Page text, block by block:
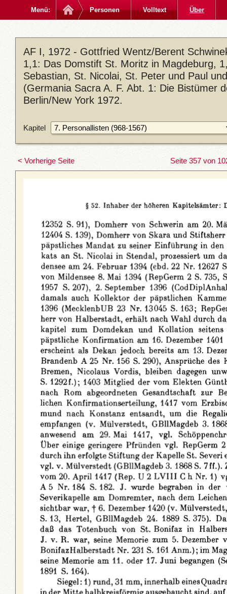
Menü: Personen Volltext Über
AF I, 1972 - Gottfried Wentz/Berent
1,1: Das Domstift St. Moritz in Magdeburg,
Sebastian, St. Nicolai, St. Peter und Paul
(Germania Sacra A. F. Abt. 1: Die Bistümer
Berlin/New York 1972.
Kapitel
< Vorherige Seite Seite 357 von